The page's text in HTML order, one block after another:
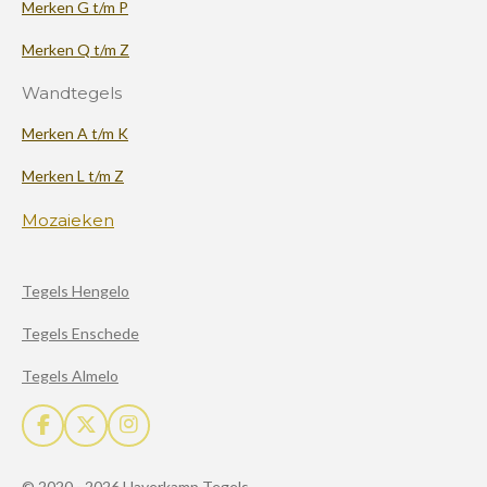
Merken G t/m P
Merken Q t/m Z
Wandtegels
Merken A t/m K
Merken L t/m Z
Mozaieken
Tegels Hengelo
Tegels Enschede
Tegels Almelo
F
a
X
I
n